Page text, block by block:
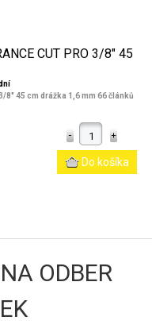
CUT PRO 3/8" 45
8" 45 cm drážka 1,6 mm 66 článků
ODBER